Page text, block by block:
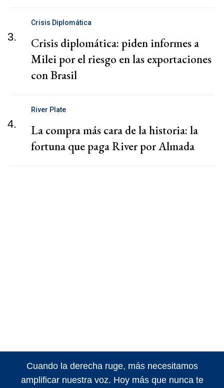
3.
Crisis Diplomática
Crisis diplomática: piden informes a
Milei por el riesgo en las exportaciones
con Brasil
4.
River Plate
La compra más cara de la historia: la
fortuna que paga River por Almada
Cuando la derecha ruge, más necesitamos
amplificar nuestra voz. Hoy más que nunca te